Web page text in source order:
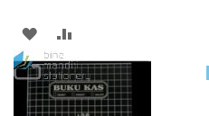
ADD
TO
WISH
TO
COMPARE